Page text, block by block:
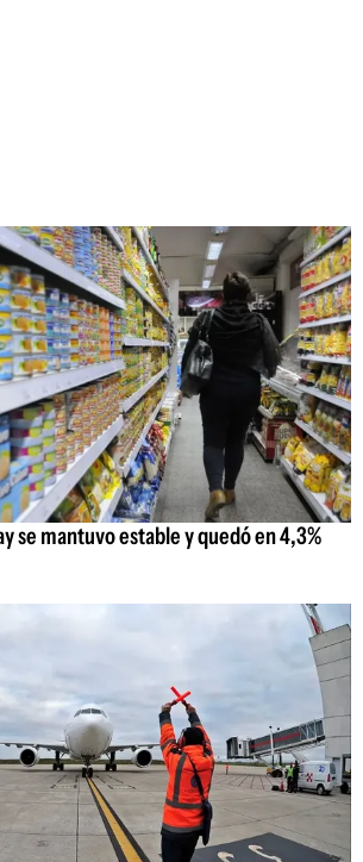
se mantuvo estable y quedó en 4,3%